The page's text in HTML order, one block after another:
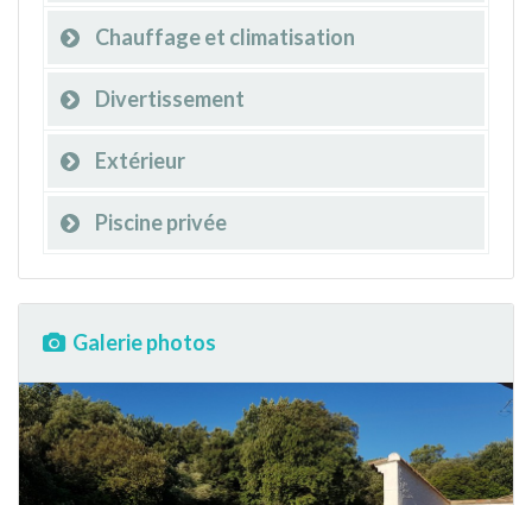
Chauffage et climatisation
Divertissement
Extérieur
Piscine privée
Galerie photos